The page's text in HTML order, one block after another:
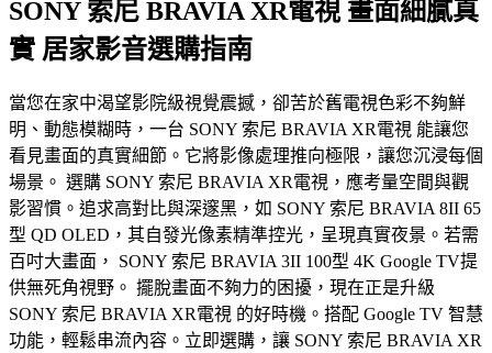
SONY 索尼 BRAVIA XR電視 畫面細膩真
實 居家影音選購指南
當您在家中渴望影院級視覺震撼，卻苦於舊電視色彩不夠鮮
明、動態模糊時，一台 SONY 索尼 BRAVIA XR電視 能讓您
看見畫面的真實細節。它將影像處理推向極限，讓您沉浸每個
場景。 選購 SONY 索尼 BRAVIA XR電視，應考量空間與觀
影習慣。追求高對比與深邃黑，如 SONY 索尼 BRAVIA 8II 65
型 QD OLED，其自發光像素精準控光，呈現真實夜景。若需
百吋大畫面， SONY 索尼 BRAVIA 3II 100型 4K Google TV提
供無死角視野。 擺脫畫面不夠力的困擾，現在正是升級
SONY 索尼 BRAVIA XR電視 的好時機。搭配 Google TV 智慧
功能，輕鬆串流內容。立即選購，讓 SONY 索尼 BRAVIA XR